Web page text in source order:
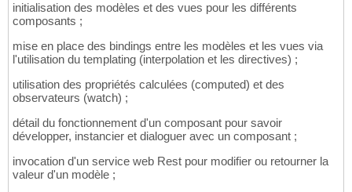
initialisation des modèles et des vues pour les différents
composants ;
mise en place des bindings entre les modèles et les vues via
l'utilisation du templating (interpolation et les directives) ;
utilisation des propriétés calculées (computed) et des
observateurs (watch) ;
détail du fonctionnement d'un composant pour savoir
développer, instancier et dialoguer avec un composant ;
invocation d'un service web Rest pour modifier ou retourner la
valeur d'un modèle ;